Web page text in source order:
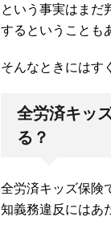
という事実はまだ
するということも
そんなときにはす
全労済キッ
る？
全労済キッズ保険
知義務違反にはあ